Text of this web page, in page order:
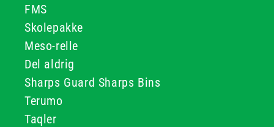
FMS
Skolepakke
Meso-relle
Del aldrig
Sharps Guard Sharps Bins
Terumo
Taqler